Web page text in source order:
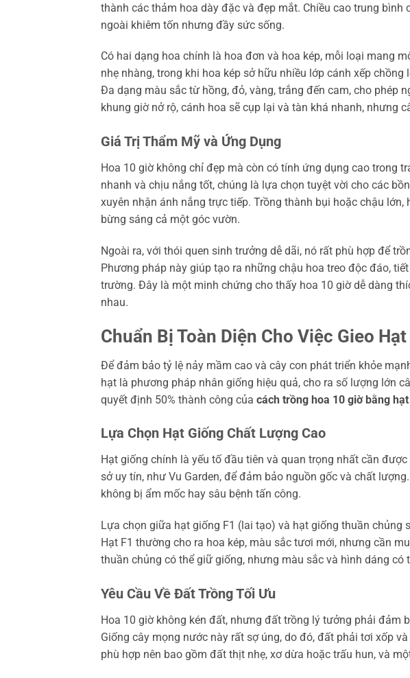
thành các thảm hoa dày đặc và đẹp mắt. Chiều cao trung bình
ngoài khiêm tốn nhưng đầy sức sống.
Có hai dạng hoa chính là hoa đơn và hoa kép, mỗi loại mang
nhẹ nhàng, trong khi hoa kép sở hữu nhiều lớp cánh xếp
Đa dạng màu sắc từ hồng, đỏ, vàng, trắng đến cam, cho phép
khung giờ nở rộ, cánh hoa sẽ cụp lại và tàn khá nhanh, nhưng
Giá Trị Thẩm Mỹ và Ứng Dụng
Hoa 10 giờ không chỉ đẹp mà còn có tính ứng dụng cao trong
nhanh và chịu nắng tốt, chúng là lựa chọn tuyệt vời cho các
xuyên nhận ánh nắng trực tiếp. Trồng thành bụi hoặc chậu
bừng sáng cả một góc vườn.
Ngoài ra, với thói quen sinh trưởng dễ dãi, nó rất phù hợp để
Phương pháp này giúp tạo ra những chậu hoa treo độc đáo,
trường. Đây là một minh chứng cho thấy hoa 10 giờ dễ dàng
nhau.
Chuẩn Bị Toàn Diện Cho Việc Gieo
Để đảm bảo tỷ lệ nảy mầm cao và cây con phát triển khỏe
hạt là phương pháp nhân giống hiệu quả, cho ra số lượng lớn
quyết định 50% thành công của cách trồng hoa 10 giờ bằng hạt
Lựa Chọn Hạt Giống Chất Lượng Cao
Hạt giống chính là yếu tố đầu tiên và quan trọng nhất cần
sở uy tín, như Vu Garden, để đảm bảo nguồn gốc và chất
không bị ẩm mốc hay sâu bệnh tấn công.
Lựa chọn giữa hạt giống F1 (lai tạo) và hạt giống thuần chủng
Hạt F1 thường cho ra hoa kép, màu sắc tươi mới, nhưng cần
thuần chủng có thể giữ giống, nhưng màu sắc và hình dáng có
Yêu Cầu Về Đất Trồng Tối Ưu
Hoa 10 giờ không kén đất, nhưng đất trồng lý tưởng phải đảm
Giống cây mọng nước này rất sợ úng, do đó, đất phải tơi xốp
phù hợp nên bao gồm đất thịt nhẹ, xơ dừa hoặc trấu hun, và